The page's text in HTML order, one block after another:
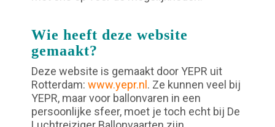
Wie heeft deze website
gemaakt?
Deze website is gemaakt door YEPR uit
Rotterdam: www.yepr.nl . Ze kunnen veel bij
YEPR, maar voor ballonvaren in een
persoonlijke sfeer, moet je toch echt bij De